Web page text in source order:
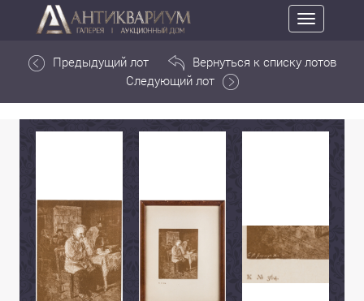
Toggle
navigation
Предыдущий лот
Вернуться к списку лотов
Следующий лот